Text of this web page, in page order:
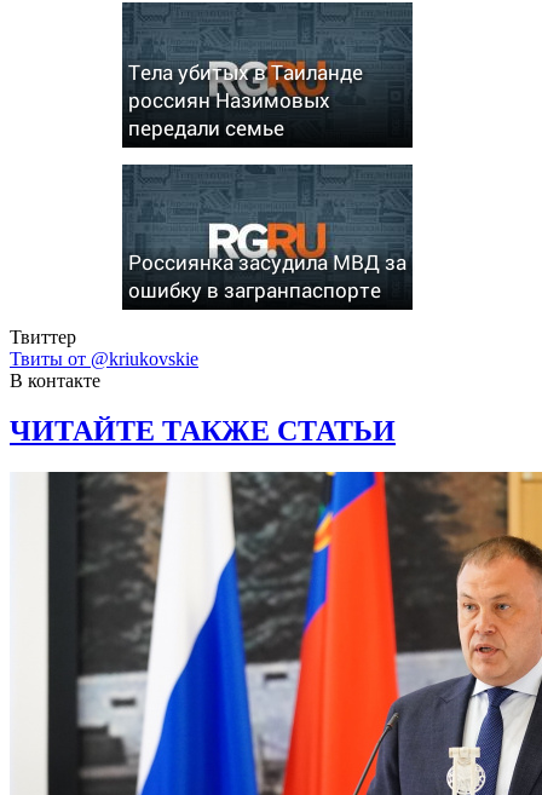
Тела убитых в Таиланде
россиян Назимовых
передали семье
Россиянка засудила МВД за
ошибку в загранпаспорте
Твиттер
Твиты от @kriukovskie
В контакте
ЧИТАЙТЕ ТАКЖЕ СТАТЬИ